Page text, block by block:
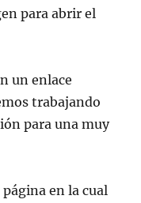
para abrir el
un enlace
trabajando
para una muy
en la cual